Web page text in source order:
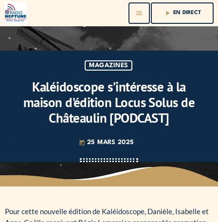
menu play_arrow EN DIRECT
MAGAZINES
Kaléidoscope s’intéresse à la
maison d’édition Locus Solus de
Châteaulin [PODCAST]
today 25 MARS 2025
Pour cette nouvelle édition de Kaléidoscope, Danièle, Isabelle et